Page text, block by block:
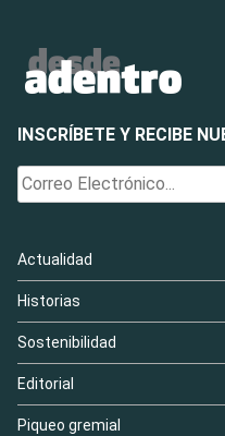
INSCRÍBETE Y RECIBE
Actualidad
Historias
Sostenibilidad
Editorial
Piqueo gremial